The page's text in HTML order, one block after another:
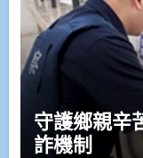
守護鄉親辛
詐機制